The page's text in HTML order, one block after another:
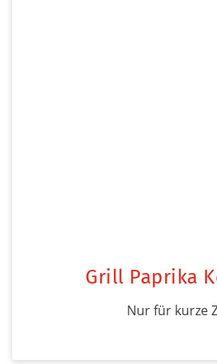
Grill Paprika
Nur für kurze